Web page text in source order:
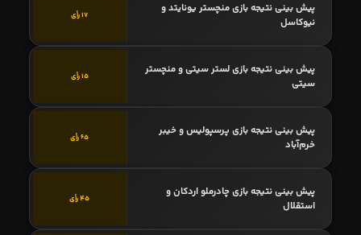
پیش بینی نتیجه بازی منچستر یونایتد و
نیوکاسل
17 رأی
پیش بینی نتیجه بازی لستر سیتی و منچستر
سیتی
15 رأی
پیش بینی نتیجه بازی پرسپولیس و خیبر
خرم‌آباد
65 رأی
پیش بینی نتیجه بازی چادرملو اردکان و
استقلال
45 رأی